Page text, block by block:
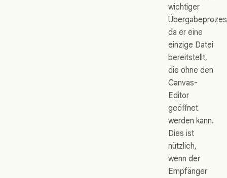
wichtiger
da er eine
einzige Datei
bereitstellt,
die ohne den
Canvas-
Editor
geöffnet
werden kann.
Dies ist
nützlich,
wenn der
Empfänger